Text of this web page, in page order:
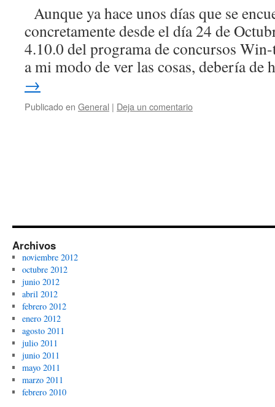
Aunque ya hace unos días que se
concretamente desde el día 24 de
4.10.0 del programa de concursos
a mi modo de ver las cosas, debería
→
Publicado en General | Deja un comentario
Archivos
noviembre 2012
octubre 2012
junio 2012
abril 2012
febrero 2012
enero 2012
agosto 2011
julio 2011
junio 2011
mayo 2011
marzo 2011
febrero 2010